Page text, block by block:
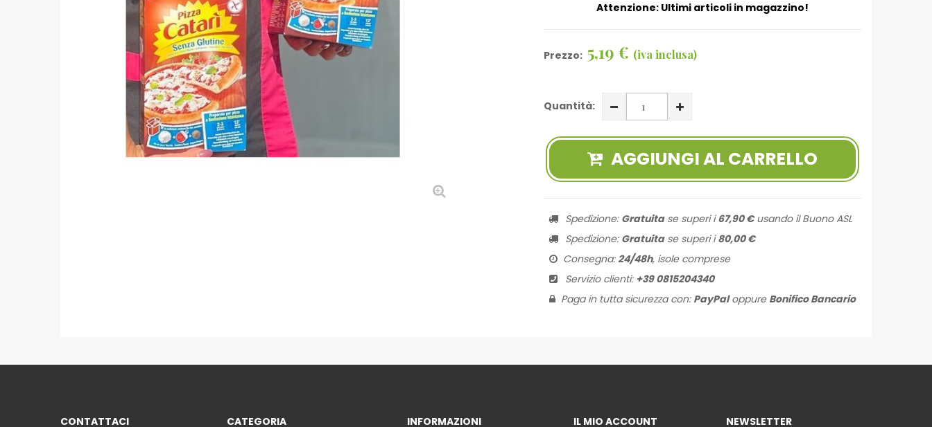
Attenzione: Ultimi articoli in magazzino!
Prezzo: 5,19 € (iva inclusa)
Quantità:
AGGIUNGI AL CARRELLO
Spedizione: Gratuitase superi i67,90 €usando il Buono ASL
Spedizione: Gratuitase superi i80,00 €
Consegna:24/48h, isole comprese
Servizio clienti: +39 0815204340
Paga in tutta sicurezza con: PayPaloppure Bonifico Bancario
CONTATTACI CATEGORIA INFORMAZIONI IL MIO ACCOUNT NEWSLETTER